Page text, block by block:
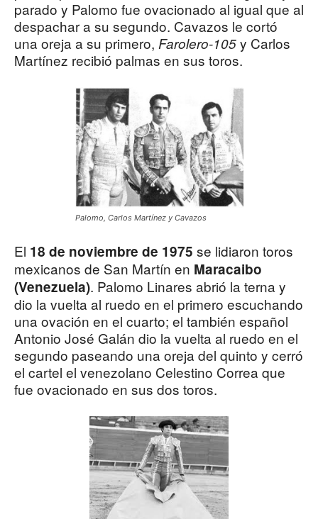
parado y Palomo fue ovacionado al igual que al
despachar a su segundo. Cavazos le cortó
una oreja a su primero, Farolero-105y Carlos
Martínez recibió palmas en sus toros.
Palomo, Carlos Martínez y Cavazos
El 18 de noviembre de 1975 se lidiaron toros
mexicanos de San Martín en Maracaibo
(Venezuela). Palomo Linares abrió la terna y
dio la vuelta al ruedo en el primero escuchando
una ovación en el cuarto; el también español
Antonio José Galán dio la vuelta al ruedo en el
segundo paseando una oreja del quinto y cerró
el cartel el venezolano Celestino Correa que
fue ovacionado en sus dos toros.